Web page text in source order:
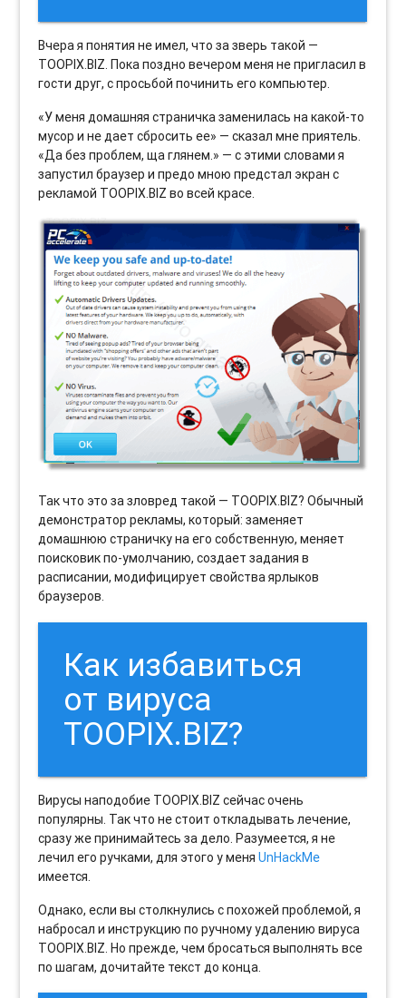
Вчера я понятия не имел, что за зверь такой —
TOOPIX.BIZ. Пока поздно вечером меня не пригласил в
гости друг, с просьбой починить его компьютер.
«У меня домашняя страничка заменилась на какой-то
мусор и не дает сбросить ее» — сказал мне приятель.
«Да без проблем, ща глянем.» — с этими словами я
запустил браузер и предо мною предстал экран с
рекламой TOOPIX.BIZ во всей красе.
Так что это за зловред такой — TOOPIX.BIZ? Обычный
демонстратор рекламы, который: заменяет
домашнюю страничку на его собственную, меняет
поисковик по-умолчанию, создает задания в
расписании, модифицирует свойства ярлыков
браузеров.
Как избавиться
от вируса
TOOPIX.BIZ?
Вирусы наподобие TOOPIX.BIZ сейчас очень
популярны. Так что не стоит откладывать лечение,
сразу же принимайтесь за дело. Разумеется, я не
лечил его ручками, для этого у меняUnHackMe
имеется.
Однако, если вы столкнулись с похожей проблемой, я
набросал и инструкцию по ручному удалению вируса
TOOPIX.BIZ. Но прежде, чем бросаться выполнять все
по шагам, дочитайте текст до конца.